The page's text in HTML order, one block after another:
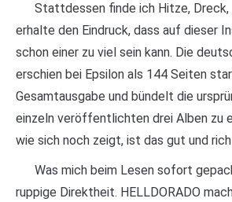
Stattdessen finde ich Hitze, Dreck,
erhalte den Eindruck, dass auf dieser
schon einer zu viel sein kann. Die
erschien bei Epsilon als 144 Seiten
Gesamtausgabe und bündelt die
einzeln veröffentlichten drei Alben zu
wie sich noch zeigt, ist das gut und
Was mich beim Lesen sofort
ruppige Direktheit. HELLDORADO